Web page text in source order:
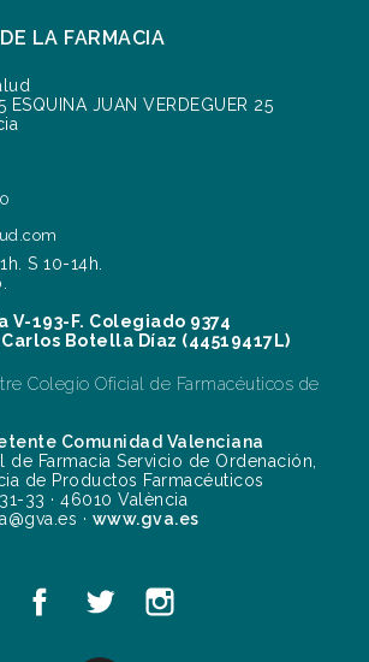
LA FARMACIA
ESQUINA JUAN VERDEGUER 25
S 10-14h.
V-193-F. Colegiado 9374
Botella Díaz (44519417L)
Colegio Oficial de Farmacéuticos de
Comunidad Valenciana
de Farmacia Servicio de Ordenación,
de Productos Farmacéuticos
33 · 46010 València
· www.gva.es